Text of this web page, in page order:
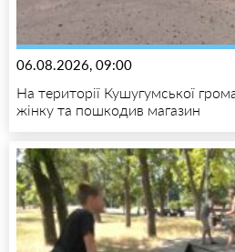
06.08.2026, 09:00
На території Кушугумської
жінку та пошкодив магазин